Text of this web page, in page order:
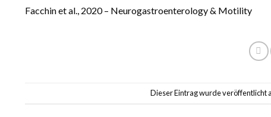
Facchin et al., 2020 – Neurogastroenterology & Motility
Dieser Eintrag wurde veröffentlicht